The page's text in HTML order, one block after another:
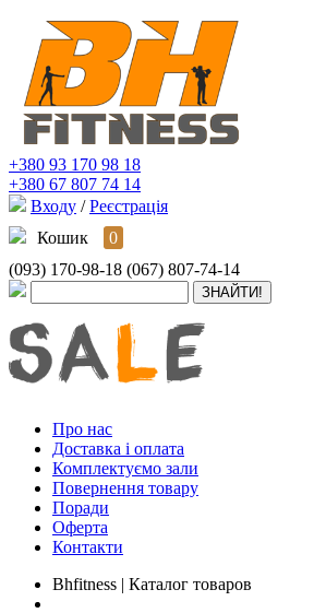
+380 93 170 98 18
+380 67 807 74 14
Входу / Реєстрація
Кошик
0
(093) 170-98-18 (067) 807-74-14
Про нас
Доставка і оплата
Комплектуємо зали
Повернення товару
Поради
Оферта
Контакти
Bhfitness | Каталог товаров